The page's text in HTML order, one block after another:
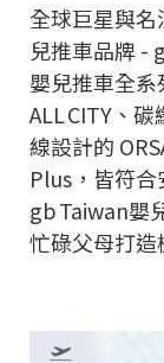
全球巨星與
兒推車品牌 -
嬰兒推車全
ALL CITY、
線設計的
Plus，皆符合
gb Taiwan嬰
忙碌父母打造